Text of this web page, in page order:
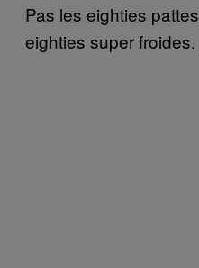
Pas les eighties
eighties super froides.